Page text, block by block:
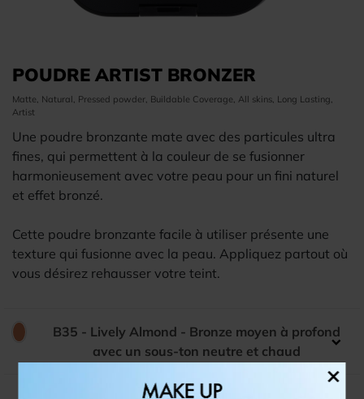
×
POUDRE ARTIST BRONZER
Matte, Natural, Pressed powder, Buildable Coverage, All skins, Long Lasting,
Artist
Une poudre bronzante mate avec des particules ultra
fines, qui permettent à la couleur de se fusionner
harmonieusement avec votre peau pour un fini naturel
et effet bronzé.
Cette poudre bronzante facile à utiliser présente une
texture qui fusionne avec la peau. Appliquez partout où
vous désirez rehausser votre teint.
B35 - Lively Almond - Bronze moyen à profond
avec un sous-ton neutre et chaud